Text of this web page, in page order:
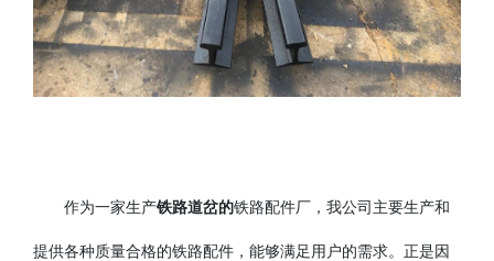
作为一家生产铁路道岔的铁路配件厂，我公司主要生产和
提供各种质量合格的铁路配件，能够满足用户的需求。正是因